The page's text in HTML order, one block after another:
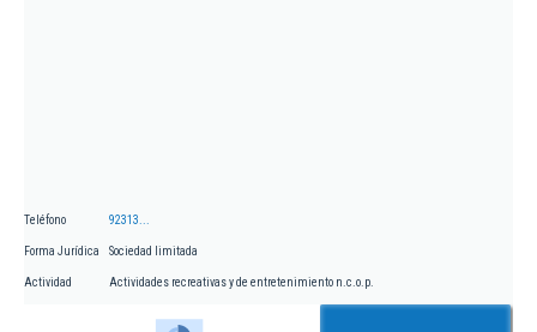
Teléfono 92313...
Forma Jurídica Sociedad limitada
Actividad Actividades recreativas y de entretenimiento n.c.o.p.